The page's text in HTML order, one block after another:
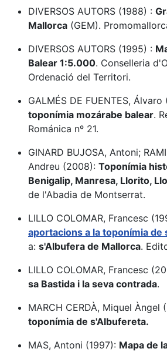
DIVERSOS AUTORS (1988) :
Mallorca (GEM).
DIVERSOS AUTORS (1995) :
Balear 1:5.000. Conselleria
Ordenació del Territori.
GALMÉS DE FUENTES,
toponímia mozárabe balear.
Románica nº 21.
GINARD BUJOSA, Antoni;
Andreu (2008): Toponímia
Benigalip, Manresa, Llorito,
de l'Abadia de Montserrat.
LILLO COLOMAR, Francesc
aportacions a la toponímia de
a: s'Albufera de Mallorca.
LILLO COLOMAR, Francesc
sa Bastida i la seva contrada.
MARCH CERDÀ, Miquel Àngel
toponímia de s'Albufereta.
MAS, Antoni (1997): Mapa de